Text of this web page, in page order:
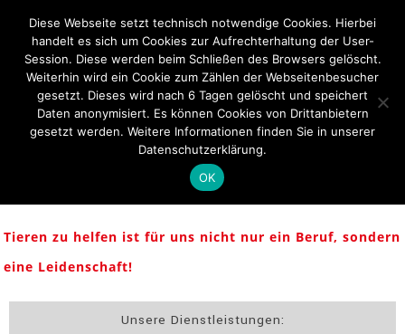
Ihre
Tierarztpraxis in
der Eifel
Tieren zu helfen ist für uns nicht nur ein Beruf, sondern
eine Leidenschaft!
Unsere Dienstleistungen:
Diese Webseite setzt technisch notwendige Cookies. Hierbei
handelt es sich um Cookies zur Aufrechterhaltung der User-
Session. Diese werden beim Schließen des Browsers gelöscht.
Weiterhin wird ein Cookie zum Zählen der Webseitenbesucher
gesetzt. Dieses wird nach 6 Tagen gelöscht und speichert
Daten anonymisiert. Es können Cookies von Drittanbietern
gesetzt werden. Weitere Informationen finden Sie in unserer
Datenschutzerklärung.
OK